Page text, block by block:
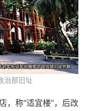
治部旧址
，称“适宜楼”，后改